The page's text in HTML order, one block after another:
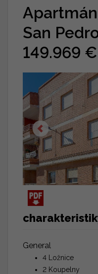
San
149.969 €
General
4 Ložnice
2 Koupelny